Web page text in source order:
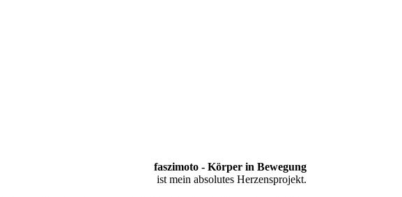
faszimoto - Körper in Bewegung
ist mein absolutes Herzensprojekt.